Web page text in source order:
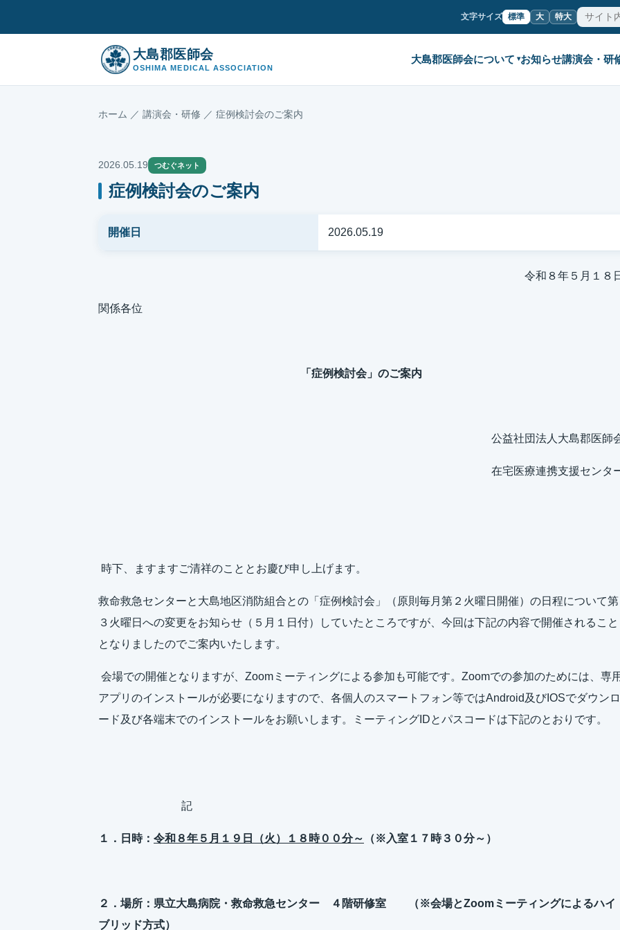
文字サイズ 標準 大 特大
大島郡医師会
OSHIMA MEDICAL ASSOCIATION
大島郡医師会について ▾お知らせ講演会・研
ホーム ／ 講演会・研修 ／ 症例検討会のご案内
2026.05.19 つむぐネット
症例検討会のご案内
開催日 2026.05.19
令和８年５月１８
関係各位
「症例検討会」のご案内
公益社団法人大島郡医師
在宅医療連携支援センタ
時下、ますますご清祥のこととお慶び申し上げます。
救命救急センターと大島地区消防組合との「症例検討会」（原則毎月第２火曜日開催）の日程について第
３火曜日への変更をお知らせ（５月１日付）していたところですが、今回は下記の内容で開催されること
となりましたのでご案内いたします。
会場での開催となりますが、Zoomミーティングによる参加も可能です。Zoomでの参加のためには、専
アプリのインストールが必要になりますので、各個人のスマートフォン等ではAndroid及びIOSでダウンロ
ード及び各端末でのインストールをお願いします。ミーティングIDとパスコードは下記のとおりです。
記
１．日時： 令和８年５月１９日（火）１８時００分～ （※入室１７時３０分～）
２．場所：県立大島病院・救命救急センター ４階研修室 （※会場とZoomミーティングによるハイ
ブリッド方式）